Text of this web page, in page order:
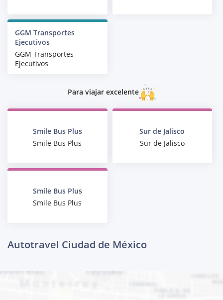
GGM Transportes
Ejecutivos
GGM Transportes
Ejecutivos
Para viajar excelente
Smile Bus Plus
Smile Bus Plus
Sur de Jalisco
Sur de Jalisco
Smile Bus Plus
Smile Bus Plus
Autotravel Ciudad de México